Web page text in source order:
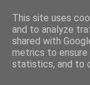
This site uses
and to analyze
shared with
metrics to ensure
statistics, and to